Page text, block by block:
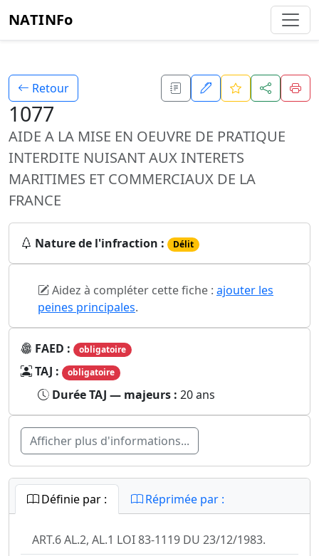
NATINFo
Retour
1077
AIDE A LA MISE EN OEUVRE DE PRATIQUE
INTERDITE NUISANT AUX INTERETS
MARITIMES ET COMMERCIAUX DE LA
FRANCE
Nature de l'infraction : Délit
Aidez à compléter cette fiche : ajouter les
peines principales.
FAED : obligatoire
TAJ : obligatoire
Durée TAJ — majeurs : 20 ans
Afficher plus d'informations...
Définie par : Réprimée par :
ART.6 AL.2, AL.1 LOI 83-1119 DU 23/12/1983.